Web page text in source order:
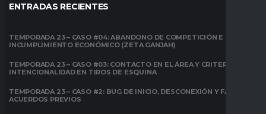
ENTRADAS RECIENTES
TEMPORADA 23 – CASO #04: ABANDONO DE COMPETICIÓN E
INCUMPLIMIENTO ECONÓMICO (ZETA GANJAH)
TEMPORADA 23 – CASO #03: CONTACTO EN EL ÁREA Y CRITERIO DE
INTENCIONALIDAD EN TIROS DE ESQUINA
TEMPORADA 23 – CASO #2: BUG DE INICIO, DESCONEXIÓN Y FALTA DE
ACUERDOS PREVIOS